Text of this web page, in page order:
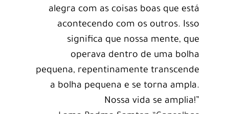
alegra com as coisas boas que está
acontecendo com os outros. Isso
significa que nossa mente, que
operava dentro de uma bolha
pequena, repentinamente transcende
a bolha pequena e se torna ampla.
Nossa vida se amplia!”